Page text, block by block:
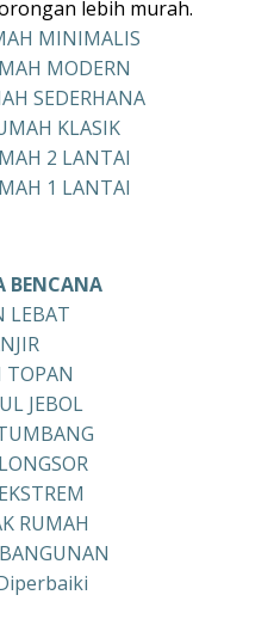
lebih murah.
MINIMALIS
MODERN
SEDERHANA
KLASIK
2 LANTAI
1 LANTAI
BENCANA
LEBAT
TOPAN
JEBOL
RUMAH